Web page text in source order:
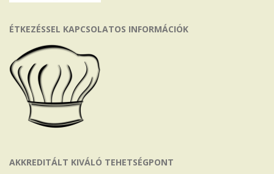
ÉTKEZÉSSEL KAPCSOLATOS INFORMÁCIÓK
AKKREDITÁLT KIVÁLÓ TEHETSÉGPONT